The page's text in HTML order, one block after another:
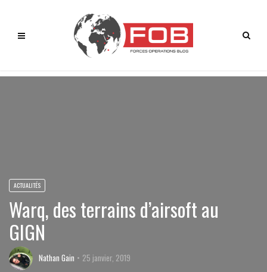
ACTUALITÉS
Warq, des terrains d’airsoft au
GIGN
Nathan Gain 25 janvier, 2019